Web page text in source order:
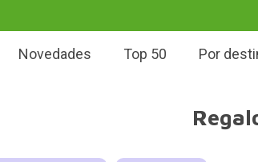
Novedades Top 50 Por